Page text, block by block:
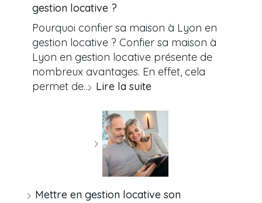
gestion locative ?
Pourquoi confier sa maison à Lyon en
gestion locative ? Confier sa maison à
Lyon en gestion locative présente de
nombreux avantages. En effet, cela
permet de… Lire la suite
Mettre en gestion locative son